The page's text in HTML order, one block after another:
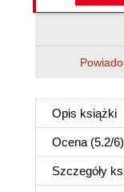
Opis książki
Ocena (5.2/6
Szczegóły